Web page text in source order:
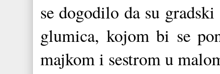
se dogodilo da su
glumica, kojom bi se
majkom i sestrom u